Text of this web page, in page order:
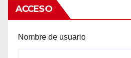
ACCESO
Nombre de usuario